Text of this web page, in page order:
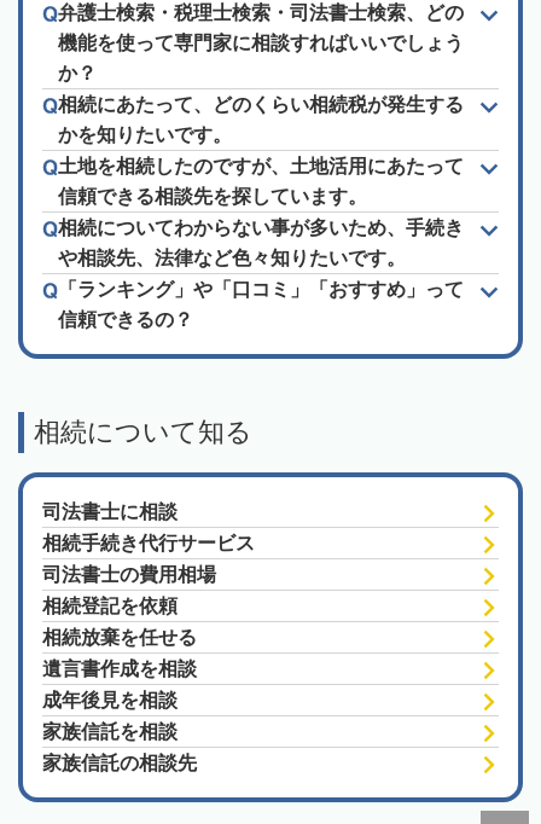
弁護士検索・税理士検索・司法書士検索、どの
機能を使って専門家に相談すればいいでしょう
か？
相続にあたって、どのくらい相続税が発生する
かを知りたいです。
土地を相続したのですが、土地活用にあたって
信頼できる相談先を探しています。
相続についてわからない事が多いため、手続き
や相談先、法律など色々知りたいです。
「ランキング」や「口コミ」「おすすめ」って
信頼できるの？
相続について知る
司法書士に相談
相続手続き代行サービス
司法書士の費用相場
相続登記を依頼
相続放棄を任せる
遺言書作成を相談
成年後見を相談
家族信託を相談
家族信託の相談先